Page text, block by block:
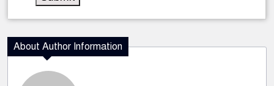
About Author Information